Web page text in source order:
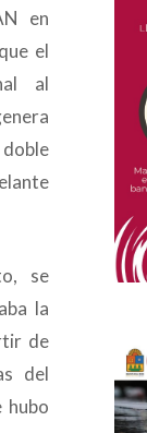
en
el
al
se
la
de
del
hubo